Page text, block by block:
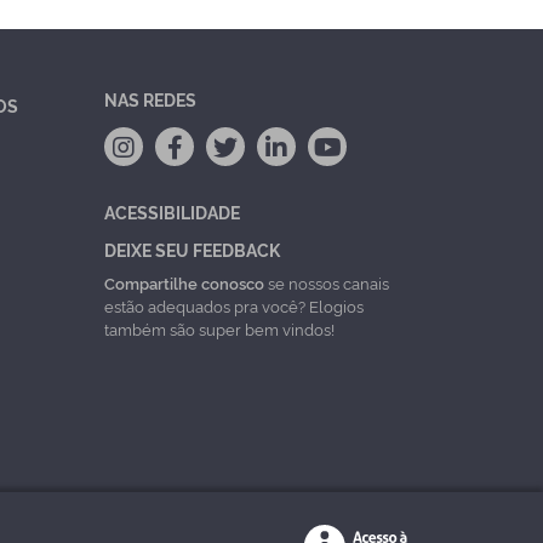
NAS REDES
ACESSIBILIDADE
DEIXE SEU FEEDBACK
Compartilhe conoscose nossos canais
estão adequados pra você? Elogios
também são super bem vindos!